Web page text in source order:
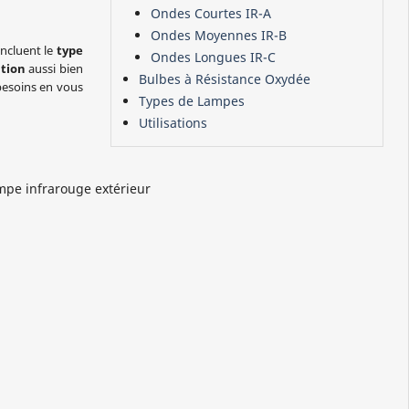
le type
aussi bien
en vous
Ondes Courtes IR-A
Ondes Moyennes IR-B
Ondes Longues IR-C
Bulbes à Résistance Oxydée
Types de Lampes
Utilisations